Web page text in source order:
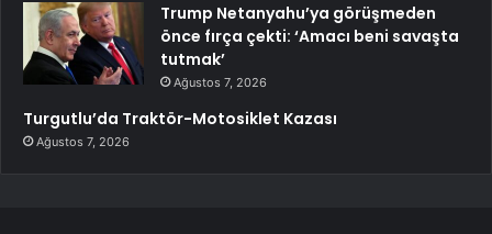
Trump Netanyahu’ya görüşmeden
önce fırça çekti: ‘Amacı beni savaşta
tutmak’
Ağustos 7, 2026
Turgutlu’da Traktör-Motosiklet Kazası
Ağustos 7, 2026